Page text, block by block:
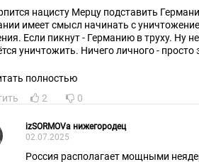
нацисту Мерцу подставить Германию под
имеет смысл начинать с
Если пикнут - Германию в труху. Ну не могут, видимо,
уничтожить. Ничего личного - просто
полностью
2 0
izSORMOVa нижегородец
02.07.2025
Россия располагает мощными